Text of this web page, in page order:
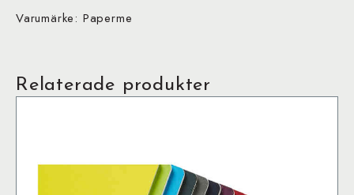
Varumärke: Paperme
Relaterade produkter